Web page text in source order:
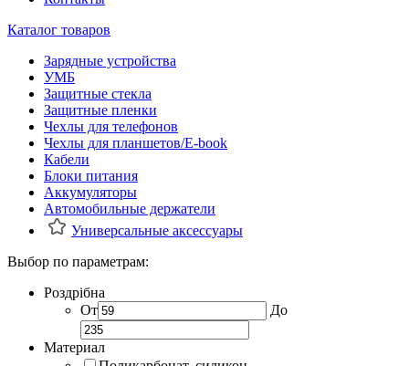
Каталог товаров
Зарядные устройства
УМБ
Защитные стекла
Защитные пленки
Чехлы для телефонов
Чехлы для планшетов/E-book
Кабели
Блоки питания
Аккумуляторы
Автомобильные держатели
Универсальные аксессуары
Выбор по параметрам:
Роздрібна
От
До
Материал